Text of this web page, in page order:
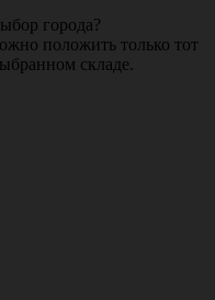
города?
положить только тот
складе.